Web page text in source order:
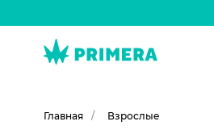
Главная Взрослые